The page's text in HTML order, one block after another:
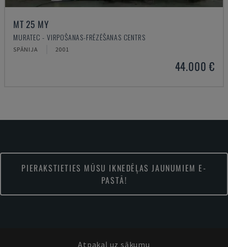
MT 25 MY
MURATEC - VIRPOŠANAS-FRĒZĒŠANAS CENTRS
SPĀNIJA 2001
44.000 €
PIERAKSTIETIES MŪSU IKNEDĒĻAS JAUNUMIEM E-
PASTĀ!
Atpakaļ uz sākumu